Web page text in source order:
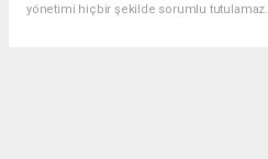
yönetimi hiçbir şekilde sorumlu tutulamaz.